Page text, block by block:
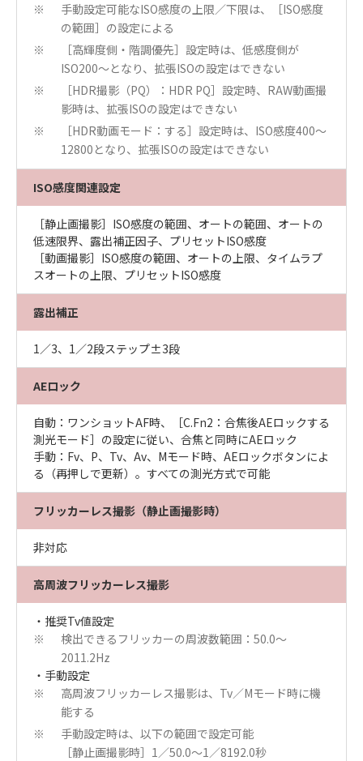
※
手動設定可能なISO感度の上限／下限は、［ISO感度
の範囲］の設定による
※
［高輝度側・階調優先］設定時は、低感度側が
ISO200〜となり、拡張ISOの設定はできない
※
［HDR撮影（PQ）：HDR PQ］設定時、RAW動画撮
影時は、拡張ISOの設定はできない
※
［HDR動画モード：する］設定時は、ISO感度400〜
12800となり、拡張ISOの設定はできない
ISO感度関連設定
［静止画撮影］ISO感度の範囲、オートの範囲、オートの
低速限界、露出補正因子、プリセットISO感度
［動画撮影］ISO感度の範囲、オートの上限、タイムラプ
スオートの上限、プリセットISO感度
露出補正
1／3、1／2段ステップ±3段
AEロック
自動：ワンショットAF時、［C.Fn2：合焦後AEロックする
測光モード］の設定に従い、合焦と同時にAEロック
手動：Fv、P、Tv、Av、Mモード時、AEロックボタンによ
る（再押しで更新）。すべての測光方式で可能
フリッカーレス撮影（静止画撮影時）
非対応
高周波フリッカーレス撮影
・推奨Tv値設定
※
検出できるフリッカーの周波数範囲：50.0〜
2011.2Hz
・手動設定
※
高周波フリッカーレス撮影は、Tv／Mモード時に機
能する
※
手動設定時は、以下の範囲で設定可能
［静止画撮影時］1／50.0～1／8192.0秒